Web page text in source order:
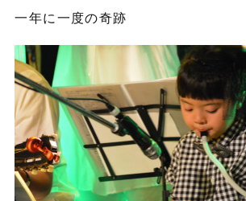
一年に一度の奇跡